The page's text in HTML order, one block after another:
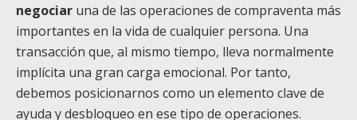
negociar una de las operaciones de compraventa más
importantes en la vida de cualquier persona. Una
transacción que, al mismo tiempo, lleva normalmente
implícita una gran carga emocional. Por tanto,
debemos posicionarnos como un elemento clave de
ayuda y desbloqueo en ese tipo de operaciones.